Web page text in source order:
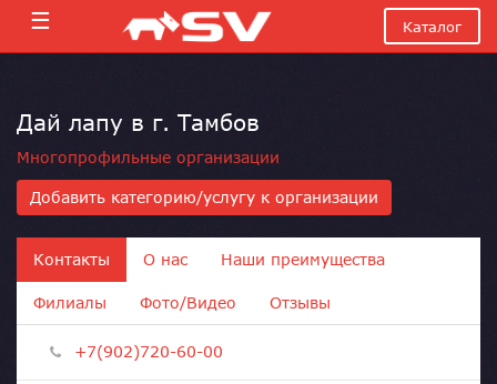
☰ Каталог
Дай лапу в г. Тамбов
Многопрофильные организации
Добавить категорию/услугу к организации
Контакты О нас Наши преимущества
Филиалы Фото/Видео Отзывы
+7(902)720-60-00